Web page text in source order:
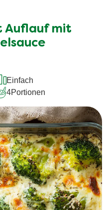
dieses
Auflauf mit
Einfach
4Portionen